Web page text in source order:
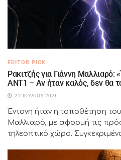
EDITOR PICK
Ρακιτζής για Γιάννη
ΑΝΤ1 – Αν ήταν καλός, δεν θα
22 ΙΟΥΛΊΟΥ 2026
Έντονη ήταν η τοποθέτηση
Μαλλιαρό, με αφορμή τις
τηλεοπτικό χώρο.